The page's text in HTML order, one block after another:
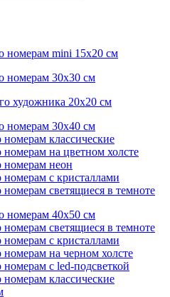
номерам mini 15х20 см
номерам 30x30 см
художника 20х20 см
номерам 30х40 см
классические
на цветном холсте
неон
с кристаллами
светящиеся в темноте
номерам 40х50 см
светящиеся в темноте
с кристаллами
на черном холсте
с led-подсветкой
классические